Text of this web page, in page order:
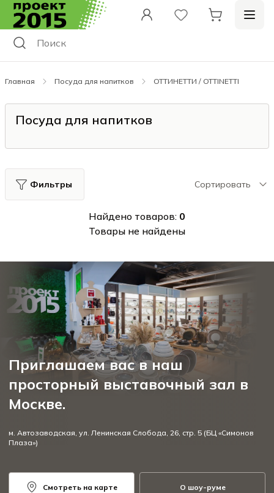
Главная Посуда для напитков ОТТИНЕТТИ / OTTINETTI
Посуда для напитков
Фильтры Сортировать
Найдено товаров: 0
Товары не найдены
Приглашаем вас в наш
просторный выставочный зал в
Москве.
м. Автозаводская, ул. Ленинская Слобода, 26, стр. 5 (БЦ «Симонов
Плаза»)
Смотреть на карте О шоу-руме